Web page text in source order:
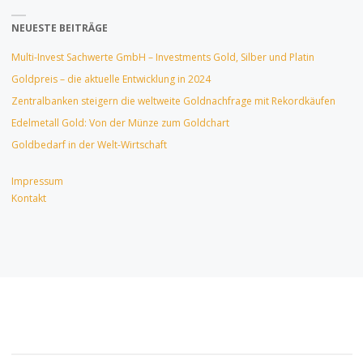
NEUESTE BEITRÄGE
Multi-Invest Sachwerte GmbH – Investments Gold, Silber und Platin
Goldpreis – die aktuelle Entwicklung in 2024
Zentralbanken steigern die weltweite Goldnachfrage mit Rekordkäufen
Edelmetall Gold: Von der Münze zum Goldchart
Goldbedarf in der Welt-Wirtschaft
Impressum
Kontakt